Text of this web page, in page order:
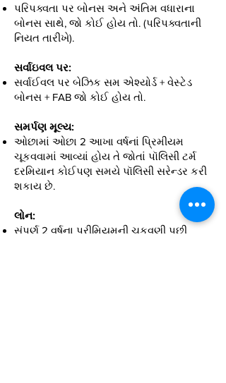
પરિપક્વતા પર બોનસ અને અંતિમ વધારાના
બોનસ સાથે, જો કોઈ હોય તો. (પરિપક્વતાની
નિયત તારીખે).
સર્વાઇવલ પર:
સર્વાઈવલ પર બેઝિક સમ એશ્યોર્ડ + વેસ્ટેડ
બોનસ + FAB જો કોઈ હોય તો.
સમર્પણ મૂલ્ય:
ઓછામાં ઓછા 2 આખા વર્ષનાં પ્રિમીયમ
ચૂકવવામાં આવ્યાં હોય તે જોતાં પૉલિસી ટર્મ
દરમિયાન કોઈપણ સમયે પૉલિસી સરેન્ડર કરી
શકાય છે.
લોન:
સંપૂર્ણ 2 વર્ષના પ્રીમિયમની ચુકવણી પછી